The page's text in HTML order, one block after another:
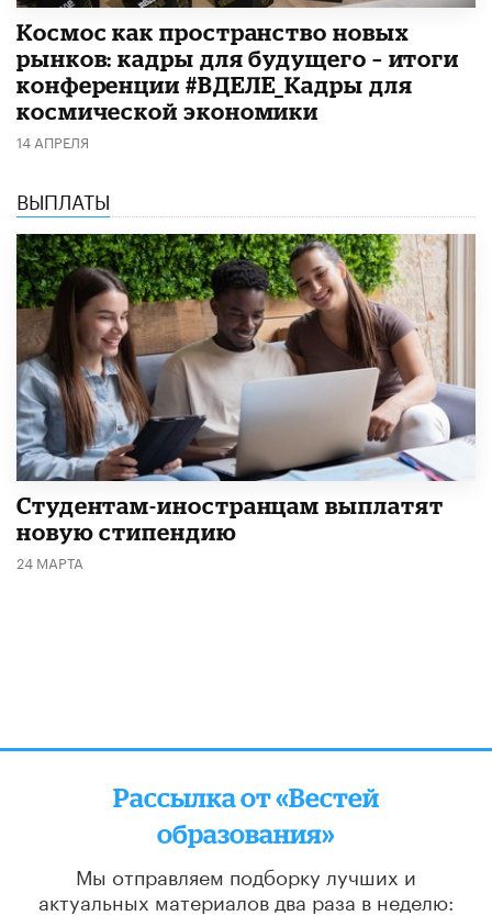
Космос как пространство новых
рынков: кадры для будущего – итоги
конференции #ВДЕЛЕ_Кадры для
космической экономики
14 АПРЕЛЯ
ВЫПЛАТЫ
Студентам-иностранцам выплатят
новую стипендию
24 МАРТА
Рассылка от «Вестей
образования»
Мы отправляем подборку лучших и
актуальных материалов два раза в неделю: